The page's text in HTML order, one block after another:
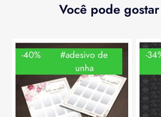
Você pode
-40%
#adesivo de
unha
-